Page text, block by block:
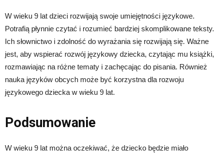
W wieku 9 lat dzieci rozwijają swoje umiejętności językowe.
Potrafią płynnie czytać i rozumieć bardziej skomplikowane teksty.
Ich słownictwo i zdolność do wyrażania się rozwijają się. Ważne
jest, aby wspierać rozwój językowy dziecka, czytając mu książki,
rozmawiając na różne tematy i zachęcając do pisania. Również
nauka języków obcych może być korzystna dla rozwoju
językowego dziecka w wieku 9 lat.
Podsumowanie
W wieku 9 lat można oczekiwać, że dziecko będzie miało